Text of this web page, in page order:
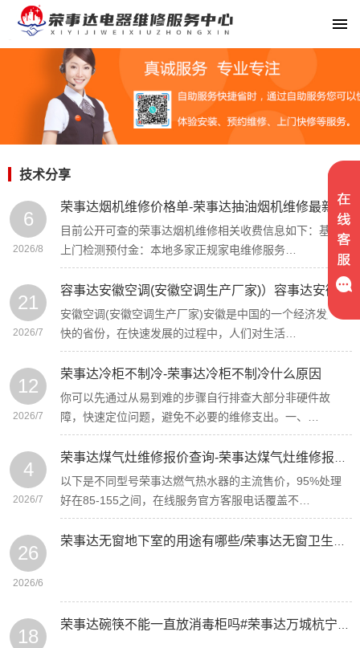
技术分享
6
2026/8
荣事达烟机维修价格单-荣事达抽油烟机维修最新报价
目前公开可查的荣事达烟机维修相关收费信息如下：基础
上门检测预付金‌：本地多家正规家电维修服务…
21
2026/7
容事达安徽空调(安徽空调生产厂家)）容事达安徽专业中央空调维修价格
安徽空调(安徽空调生产厂家)安徽是中国的一个经济发展较
快的省份，在快速发展的过程中，人们对生活…
12
2026/7
荣事达冷柜不制冷-荣事达冷柜不制冷什么原因
你可以先通过从易到难的步骤自行排查大部分非硬件故
障，快速定位问题，避免不必要的维修支出。一、…
4
2026/7
以下是不同型号荣事达燃气热水器的主流售价，95%处理
好在85-155之间，在线服务官方客服电话覆盖不…
26
2026/6
18